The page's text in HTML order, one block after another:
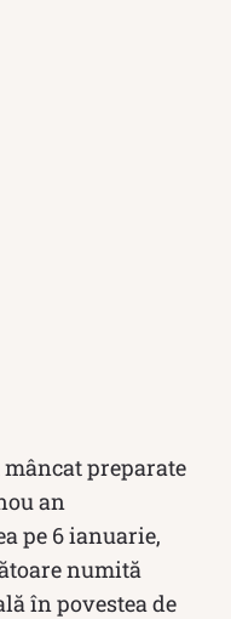
preparate
an
pe 6 ianuarie,
numită
în povestea de